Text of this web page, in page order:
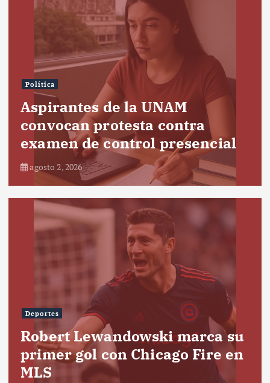
Política
Aspirantes de la UNAM
convocan protesta contra
examen de control presencial
agosto 2, 2026
Deportes
Robert Lewandowski marca su
primer gol con Chicago Fire en
MLS